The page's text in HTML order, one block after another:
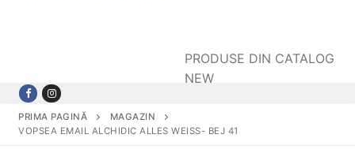
PRODUSE DIN CATALOG
NEW
PRIMA PAGINĂ
MAGAZIN
VOPSEA EMAIL ALCHIDIC ALLES WEISS- BEJ 41